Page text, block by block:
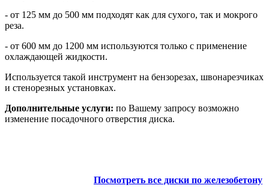
- от 125 мм до 500 мм подходят как для сухого, так и мокрого
реза.
- от 600 мм до 1200 мм используются только с применение
охлаждающей жидкости.
Используется такой инструмент на бензорезах, швонарезчиках
и стенорезных установках.
Дополнительные услуги: по Вашему запросу возможно
изменение посадочного отверстия диска.
Посмотреть все диски по железобетону